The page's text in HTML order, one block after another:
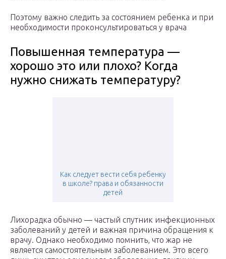
Поэтому важно следить за состоянием ребенка и при
необходимости проконсультироваться у врача
Повышенная температура —
хорошо это или плохо? Когда
нужно снижать температуру?
Как следует вести себя ребенку
в школе? права и обязанности
детей
Лихорадка обычно — частый спутник инфекционных
заболеваний у детей и важная причина обращения к
врачу. Однако необходимо помнить, что жар не
является самостоятельным заболеванием. Это всего